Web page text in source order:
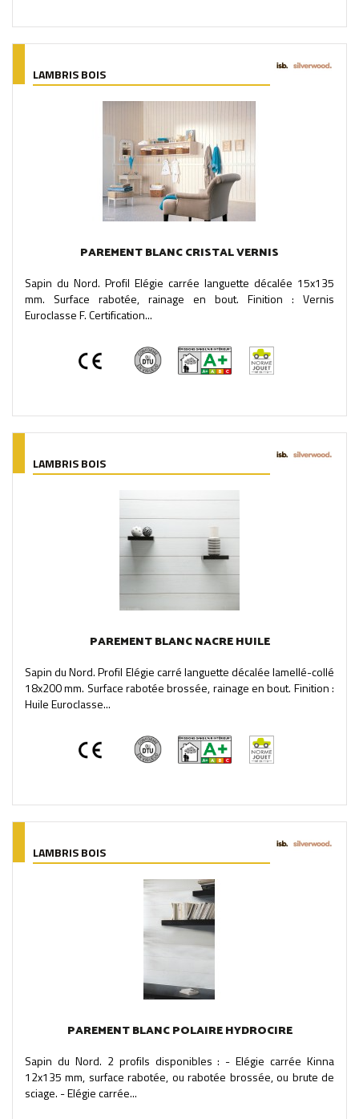
LAMBRIS BOIS
PAREMENT BLANC CRISTAL VERNIS
Sapin du Nord. Profil Elégie carrée languette décalée 15x135
mm. Surface rabotée, rainage en bout. Finition : Vernis
Euroclasse F. Certification...
LAMBRIS BOIS
PAREMENT BLANC NACRE HUILE
Sapin du Nord. Profil Elégie carré languette décalée lamellé-collé
18x200 mm. Surface rabotée brossée, rainage en bout. Finition :
Huile Euroclasse...
LAMBRIS BOIS
PAREMENT BLANC POLAIRE HYDROCIRE
Sapin du Nord. 2 profils disponibles : - Elégie carrée Kinna
12x135 mm, surface rabotée, ou rabotée brossée, ou brute de
sciage. - Elégie carrée...